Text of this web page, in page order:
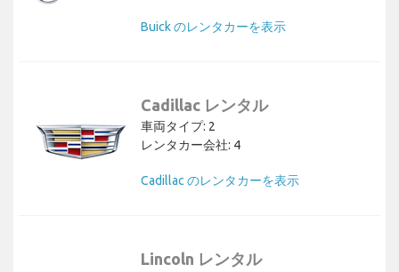
Buick のレンタカーを表示
Cadillac レンタル
車両タイプ: 2
レンタカー会社: 4
Cadillac のレンタカーを表示
Lincoln レンタル